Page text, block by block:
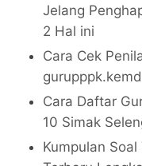
Jelang
2 Hal ini
Cara Cek
Cara Daftar
10 Simak
Kumpulan